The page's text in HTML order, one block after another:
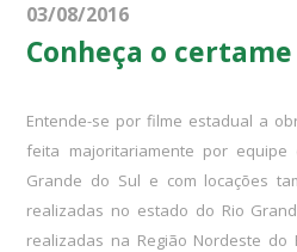
03/08/2016
Conheça o
Entende-se por filme estadual a
feita majoritariamente por
Grande do Sul e com locações
realizadas no estado do Rio
realizadas na Região Nordeste do